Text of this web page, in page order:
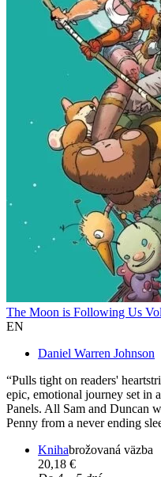
The Moon is Following Us
EN
Daniel Warren Johnson
“Pulls tight on readers'
epic, emotional journey set
Panels. All Sam and Duncan
Penny from a never ending
Knihabrožovaná väzba
20,18 €